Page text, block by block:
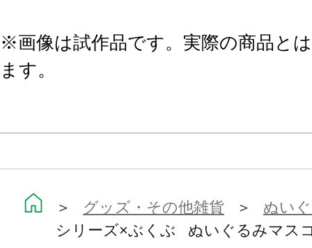
※画像は試作品です。実際の商品と
ます。
＞ グッズ・その他雑貨 ＞ ぬい
シリーズ×ぶくぶ ぬいぐるみマス